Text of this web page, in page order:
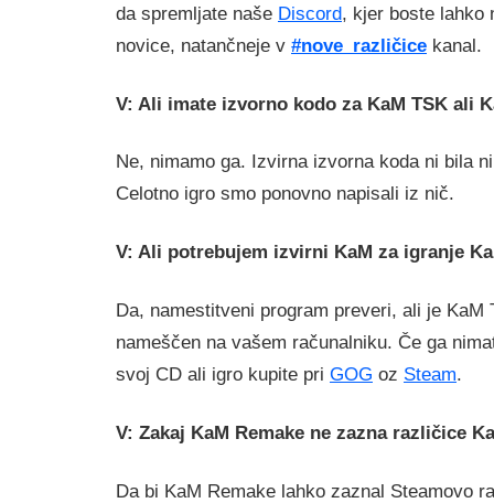
da spremljate naše Discord, kjer boste lahko
novice, natančneje v #nove_različice kanal.
V: Ali imate izvorno kodo za KaM TSK ali
Ne, nimamo ga. Izvirna izvorna koda ni bila
Celotno igro smo ponovno napisali iz nič.
V: Ali potrebujem izvirni KaM za igranje
Da, namestitveni program preveri, ali je KaM
nameščen na vašem računalniku. Če ga
svoj CD ali igro kupite pri GOG oz Steam.
V: Zakaj KaM Remake ne zazna različice
Da bi KaM Remake lahko zaznal Steamovo